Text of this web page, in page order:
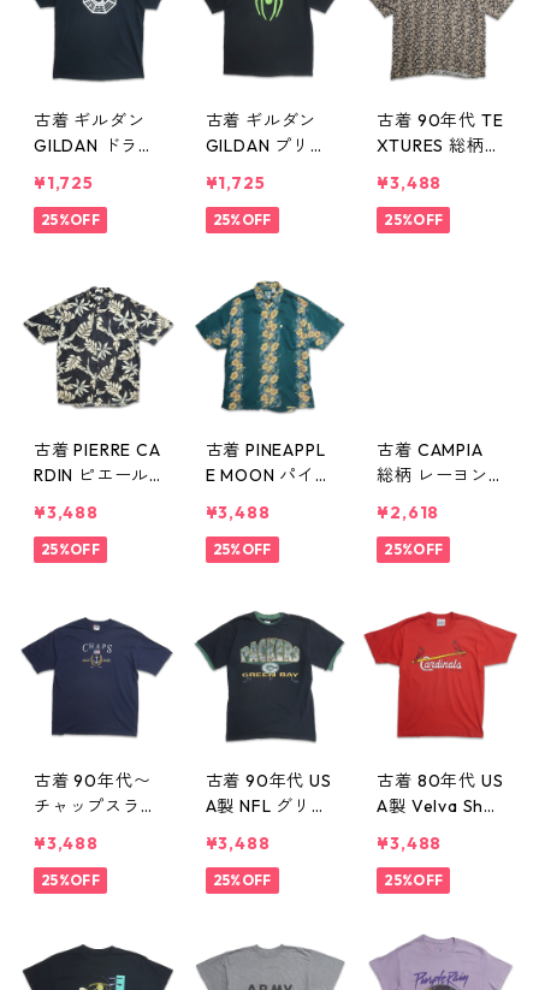
古着 ギルダン
GILDAN ドラマ
RMA INITIATIV
E プリントTシ
5979n w50522
¥1,725
25%OFF
古着 ギルダン
GILDAN プリン
ック 表記：L
gd405976n w5
¥1,725
25%OFF
古着 90年代 TE
XTURES 総柄
シャツ 表記：X
L gd405972n
¥3,488
25%OFF
古着 PIERRE CA
RDIN ピエール
レーヨン アロ
ハ ハワイアン
gd405971n w5
¥3,488
25%OFF
古着 PINEAPPL
E MOON パイナ
レーヨン アロ
ハ ハワイアン
gd405970n w
50521
¥3,488
25%OFF
古着 CAMPIA
総柄 レーヨン
記：XL gd40
5969n w50521
¥2,618
25%OFF
古着 90年代〜
チャップスラル
APS RALPH LAU
REN プリントT
405966n w50
¥3,488
25%OFF
古着 90年代 US
A製 NFL グリー
ズ プリントTシ
ャツ ブラック
¥3,488
25%OFF
古着 80年代 US
A製 Velva Shee
MLB セントル
イス・カージナ
ナル プリントT
シャツ レッド
表記：L gd40
¥3,488
25%OFF